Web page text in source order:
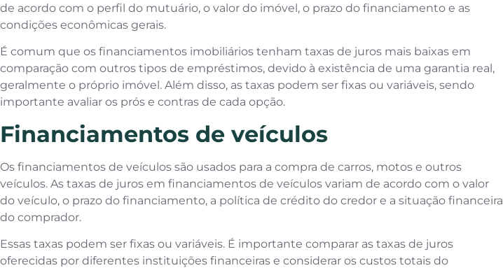
de acordo com o perfil do mutuário, o valor do imóvel, o prazo do financiamento e as
condições econômicas gerais.
É comum que os financiamentos imobiliários tenham taxas de juros mais baixas em
comparação com outros tipos de empréstimos, devido à existência de uma garantia real,
geralmente o próprio imóvel. Além disso, as taxas podem ser fixas ou variáveis, sendo
importante avaliar os prós e contras de cada opção.
Financiamentos de veículos
Os financiamentos de veículos são usados para a compra de carros, motos e outros
veículos. As taxas de juros em financiamentos de veículos variam de acordo com o valor
do veículo, o prazo do financiamento, a política de crédito do credor e a situação financeira
do comprador.
Essas taxas podem ser fixas ou variáveis. É importante comparar as taxas de juros
oferecidas por diferentes instituições financeiras e considerar os custos totais do